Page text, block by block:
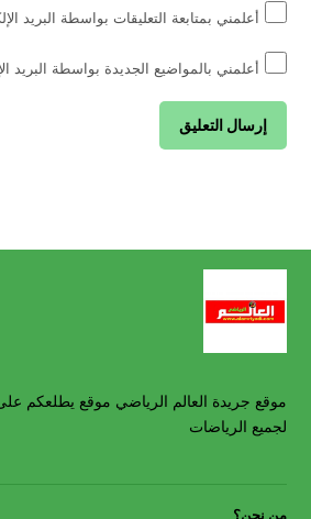
أعلمني بمتابعة التعليقات بواسطة البريد
أعلمني بالمواضيع الجديدة بواسطة البريد
موقع جريدة العالم الرياضي موقع يطلعكم على
لجميع الرياضات
من نحن؟